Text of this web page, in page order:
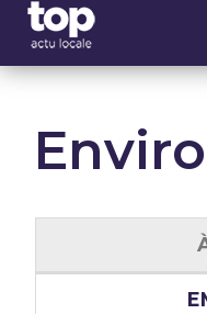
Panneau de gestion